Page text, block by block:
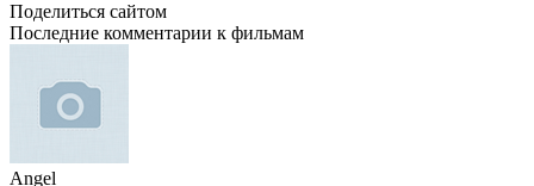
Поделиться сайтом
Последние комментарии к фильмам
Angel